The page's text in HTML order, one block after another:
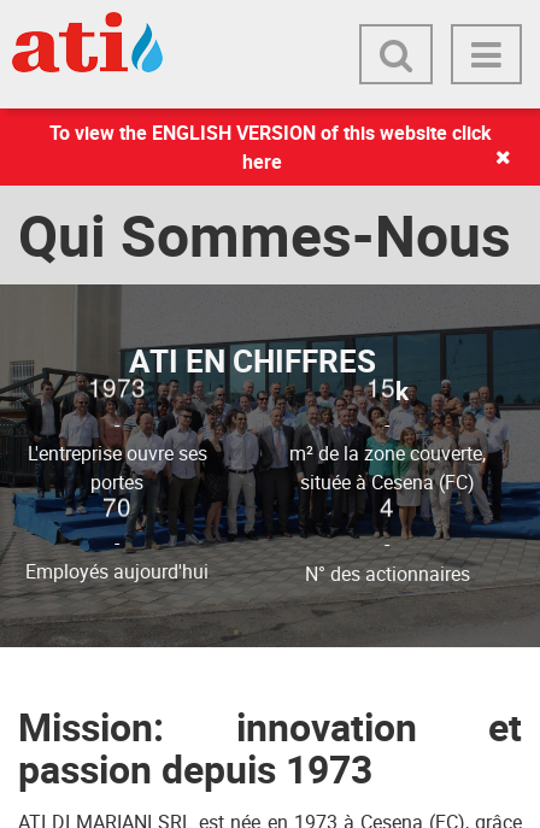
To view the ENGLISH VERSION of this website click
here
Qui Sommes-Nous
ATI EN CHIFFRES
1973
-
L'entreprise ouvre ses
portes
15k
-
m² de la zone couverte,
située à Cesena (FC)
70
-
Employés aujourd'hui
4
-
N° des actionnaires
Mission: innovation et
passion depuis 1973
ATI DI MARIANI SRL est née en 1973 à Cesena (FC), grâce